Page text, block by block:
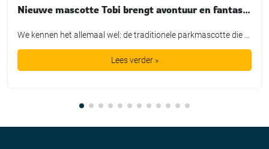
Nieuwe mascotte Tobi brengt avontuur en fantasie tot leven bij TopParken
Lees verder »